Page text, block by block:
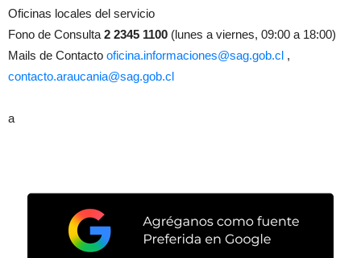
Oficinas locales del servicio
Fono de Consulta 2 2345 1100 (lunes a viernes, 09:00 a 18:00)
Mails de Contacto oficina.informaciones@sag.gob.cl ,
contacto.araucania@sag.gob.cl
a